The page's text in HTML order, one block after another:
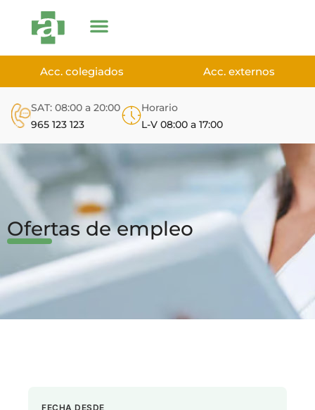
Acc. colegiados Acc. externos
SAT: 08:00 a 20:00
965 123 123
Horario
L-V 08:00 a 17:00
Ofertas de empleo
FECHA DESDE